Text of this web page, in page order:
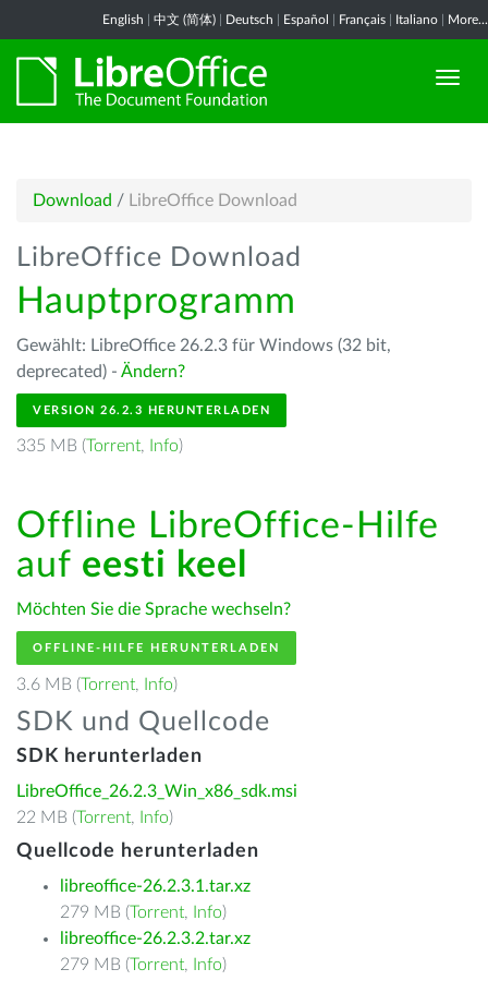
English 中文 (简体) Deutsch Español Français Italiano More...
Download / LibreOffice Download
LibreOffice Download
Hauptprogramm
Gewählt: LibreOffice 26.2.3 für Windows (32 bit,
deprecated) - Ändern?
VERSION 26.2.3 HERUNTERLADEN
335 MB (Torrent, Info)
Offline LibreOffice-Hilfe
auf eesti keel
Möchten Sie die Sprache wechseln?
OFFLINE-HILFE HERUNTERLADEN
3.6 MB (Torrent, Info)
SDK und Quellcode
SDK herunterladen
LibreOffice_26.2.3_Win_x86_sdk.msi
22 MB (Torrent, Info)
Quellcode herunterladen
libreoffice-26.2.3.1.tar.xz
279 MB (Torrent, Info)
libreoffice-26.2.3.2.tar.xz
279 MB (Torrent, Info)